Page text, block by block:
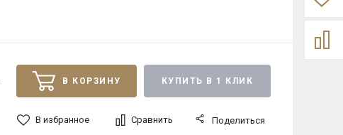
В КОРЗИНУ КУПИТЬ В 1 КЛИК
В избранное Сравнить Поделиться